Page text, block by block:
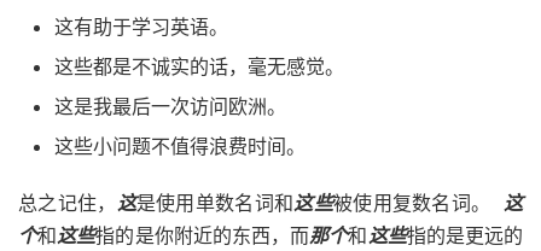
这有助于学习英语。
这些都是不诚实的话，毫无感觉。
这是我最后一次访问欧洲。
这些小问题不值得浪费时间。
总之记住， 这是使用单数名词和这些被使用复数名词。这
个和这些指的是你附近的东西，而那个和这些指的是更远的